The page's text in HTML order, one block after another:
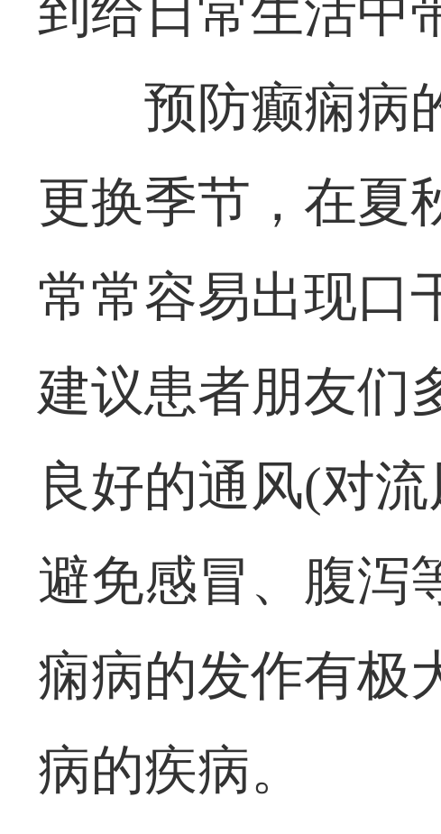
到给日常生活中
预防癫痫病
更换季节，在夏
常常容易出现口
建议患者朋友们
良好的通风(对
避免感冒、腹泻
痫病的发作有极
病的疾病。